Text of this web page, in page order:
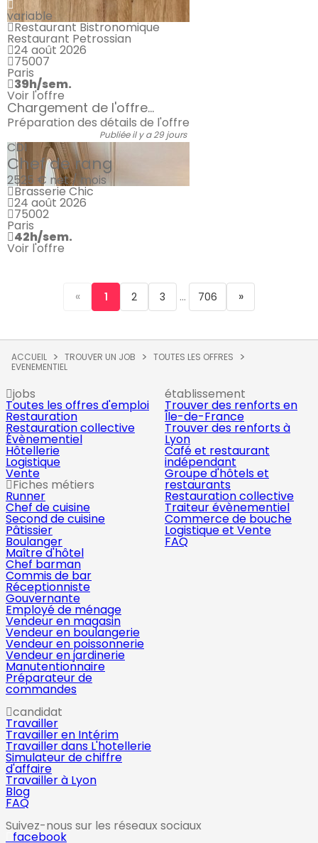
variable
Restaurant Bistronomique
Restaurant Petrossian
24 août 2026
75007
Paris
39h/sem.
Voir l'offre
Chargement de l'offre...
Préparation des détails de l'offre
Publiée il y a 29 jours
CDI
Chef de rang
2525 € net / mois
Brasserie Chic
24 août 2026
75002
Paris
42h/sem.
Voir l'offre
« 1 2 3 ... 706 »
ACCUEIL TROUVER UN JOB
TOUTES LES OFFRES
EVENEMENTIEL
jobs
Toutes les offres d'emploi
Restauration
Restauration collective
Évènementiel
Hôtellerie
Logistique
Vente
Fiches métiers
Runner
Chef de cuisine
Second de cuisine
Pâtissier
Boulanger
Maître d'hôtel
Chef barman
Commis de bar
Réceptionniste
Gouvernante
Employé de ménage
Vendeur en magasin
Vendeur en boulangerie
Vendeur en poissonnerie
Vendeur en jardinerie
Manutentionnaire
Préparateur de
commandes
établissement
Trouver des renforts en
Île-de-France
Trouver des renforts à
Lyon
Café et restaurant
indépendant
Groupe d'hôtels et
restaurants
Restauration collective
Traiteur évènementiel
Commerce de bouche
Logistique et Vente
FAQ
candidat
Travailler
Travailler en Intérim
Travailler dans L'hotellerie
Simulateur de chiffre
d'affaire
Travailler à Lyon
Blog
FAQ
Suivez-nous sur les réseaux sociaux
facebook